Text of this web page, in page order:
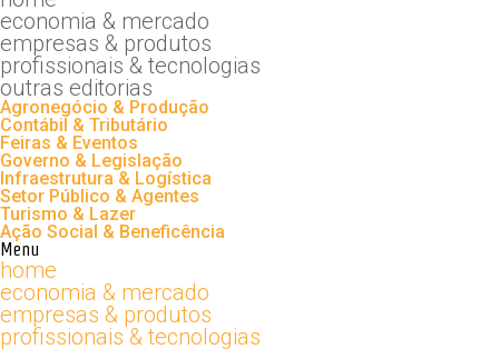
economia & mercado
empresas & produtos
profissionais & tecnologias
outras editorias
Agronegócio & Produção
Contábil & Tributário
Feiras & Eventos
Governo & Legislação
Infraestrutura & Logística
Setor Público & Agentes
Turismo & Lazer
Ação Social & Beneficência
Menu
home
economia & mercado
empresas & produtos
profissionais & tecnologias